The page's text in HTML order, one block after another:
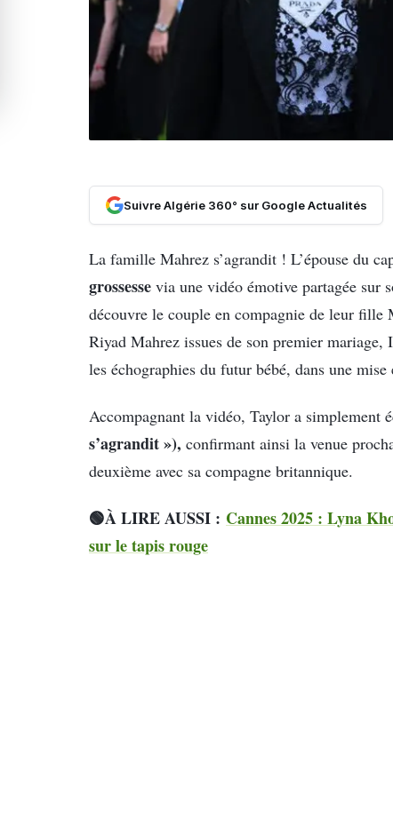
Suivre Algérie 360° sur Google Actualités
La famille Mahrez s’agrandit ! L’épouse du
grossesse via une vidéo émotive partagée sur
découvre le couple en compagnie de leur fille
Riyad Mahrez issues de son premier
les échographies du futur bébé, dans une
Accompagnant la vidéo, Taylor a simplement
s’agrandit »), confirmant ainsi la venue
deuxième avec sa compagne britannique.
🟢À LIRE AUSSI : Cannes 2025 : Lyna
sur le tapis rouge